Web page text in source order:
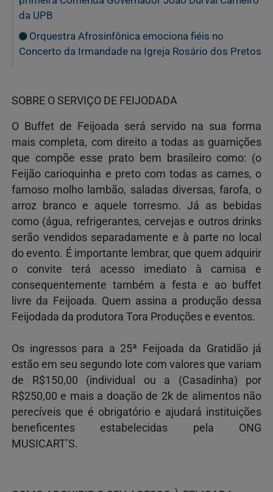
da UPB
Orquestra Afrosinfônica emociona fiéis no
Concerto da Irmandade na Igreja Rosário dos Pretos
SOBRE O SERVIÇO DE FEIJODADA
O Buffet de Feijoada será servido na sua forma
mais completa, com direito a todas as guarnições
que compõe esse prato bem brasileiro como: (o
Feijão carioquinha e preto com todas as carnes, o
famoso molho lambão, saladas diversas, farofa, o
arroz branco e aquele torresmo. Já as bebidas
como (água, refrigerantes, cervejas e outros drinks
serão vendidos separadamente e à parte no local
do evento. É importante lembrar, que quem adquirir
o convite terá acesso imediato à camisa e
consequentemente também a festa e ao buffet
livre da Feijoada. Quem assina a produção dessa
Feijodada da produtora Tora Produções e eventos.
Os ingressos para a 25ª Feijoada da Gratidão já
estão em seu segundo lote com valores que variam
de R$150,00 (individual ou a (Casadinha) por
R$250,00 e mais a doação de 2k de alimentos não
perecíveis que é obrigatório e ajudará instituições
beneficentes estabelecidas pela ONG
MUSICART’S.